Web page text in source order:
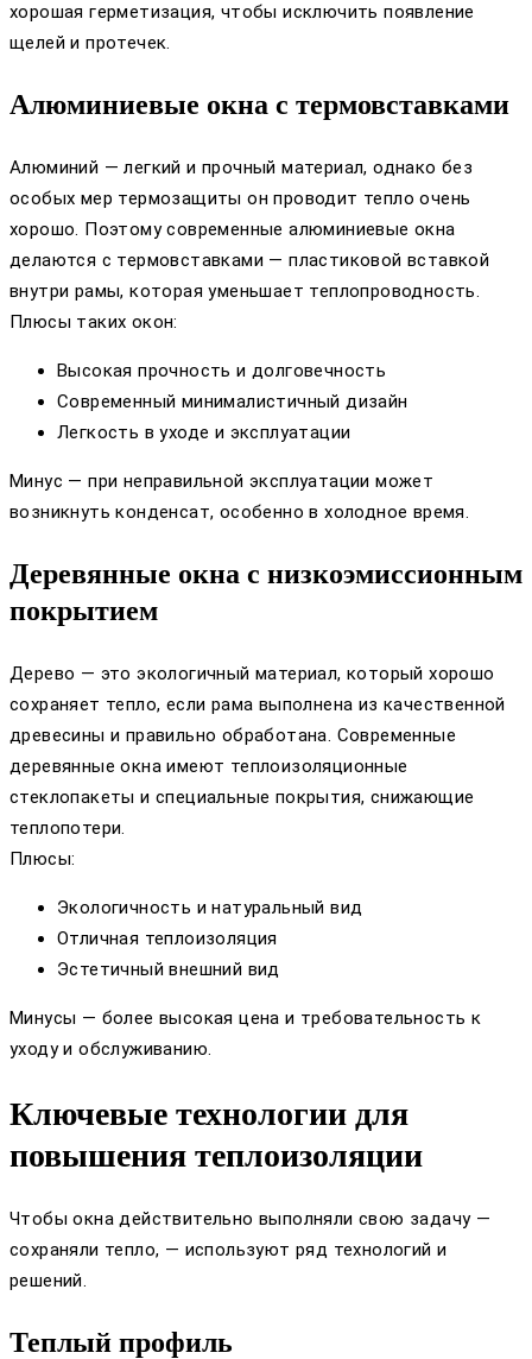
хорошая герметизация, чтобы исключить появление
щелей и протечек.
Алюминиевые окна с термовставками
Алюминий — легкий и прочный материал, однако без
особых мер термозащиты он проводит тепло очень
хорошо. Поэтому современные алюминиевые окна
делаются с термовставками — пластиковой вставкой
внутри рамы, которая уменьшает теплопроводность.
Плюсы таких окон:
Высокая прочность и долговечность
Современный минималистичный дизайн
Легкость в уходе и эксплуатации
Минус — при неправильной эксплуатации может
возникнуть конденсат, особенно в холодное время.
Деревянные окна с низкоэмиссионным
покрытием
Дерево — это экологичный материал, который хорошо
сохраняет тепло, если рама выполнена из качественной
древесины и правильно обработана. Современные
деревянные окна имеют теплоизоляционные
стеклопакеты и специальные покрытия, снижающие
теплопотери.
Плюсы:
Экологичность и натуральный вид
Отличная теплоизоляция
Эстетичный внешний вид
Минусы — более высокая цена и требовательность к
уходу и обслуживанию.
Ключевые технологии для
повышения теплоизоляции
Чтобы окна действительно выполняли свою задачу —
сохраняли тепло, — используют ряд технологий и
решений.
Теплый профиль